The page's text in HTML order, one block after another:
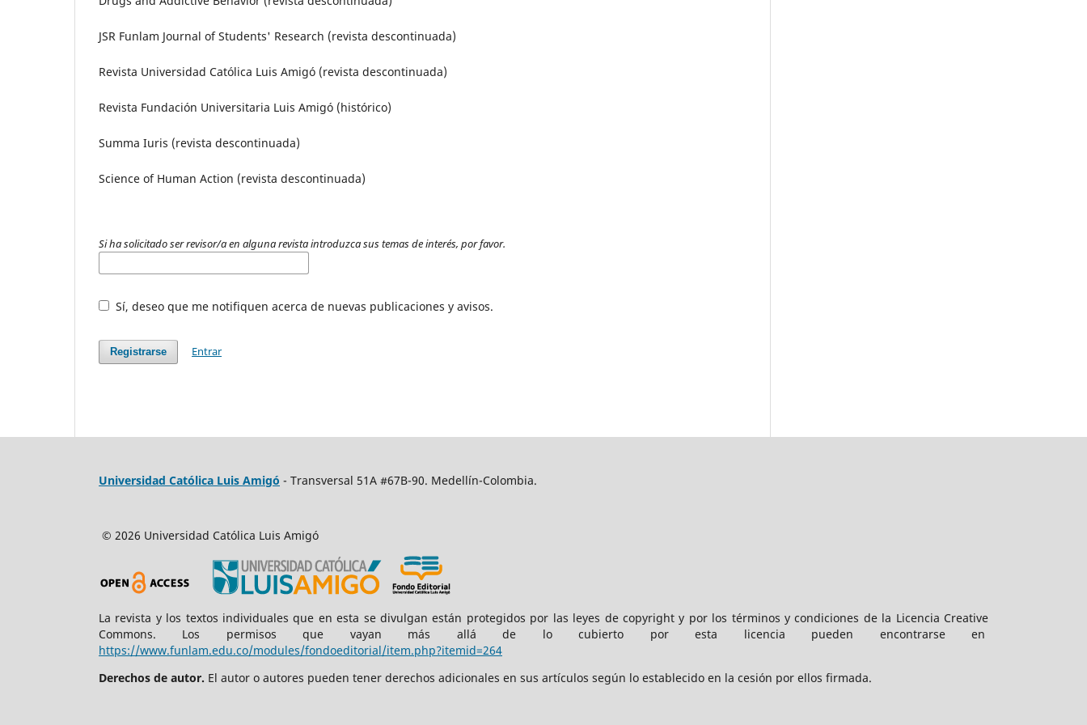
JSR Funlam Journal of Students' Research (revista descontinuada)
Revista Universidad Católica Luis Amigó (revista descontinuada)
Revista Fundación Universitaria Luis Amigó (histórico)
Summa Iuris (revista descontinuada)
Science of Human Action (revista descontinuada)
Si ha solicitado ser revisor/a en alguna revista introduzca sus temas de interés, por favor.
Sí, deseo que me notifiquen acerca de nuevas publicaciones y avisos.
Registrarse Entrar
Universidad Católica Luis Amigó - Transversal 51A #67B-90. Medellín-Colombia.
© 2026 Universidad Católica Luis Amigó
La revista y los textos individuales que en esta se divulgan están protegidos por las leyes de copyright y por los términos y condiciones de la Licencia Creative
Commons. Los permisos que vayan más allá de lo cubierto por esta licencia pueden encontrarse en
https://www.funlam.edu.co/modules/fondoeditorial/item.php?itemid=264
Derechos de autor. El autor o autores pueden tener derechos adicionales en sus artículos según lo establecido en la cesión por ellos firmada.